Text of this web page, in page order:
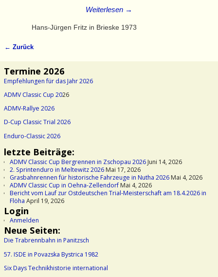
Weiterlesen →
Hans-Jürgen Fritz in Brieske 1973
← Zurück
Termine 2026
Empfehlungen für das Jahr 2026
ADMV Classic Cup 2026
ADMV-Rallye 2026
D-Cup Classic Trial 2026
Enduro-Classic 2026
letzte Beiträge:
ADMV Classic Cup Bergrennen in Zschopau 2026Juni 14, 2026
2. Sprintenduro in Meltewitz 2026Mai 17, 2026
Grasbahnrennen für historische Fahrzeuge in Nutha 2026Mai 4, 2026
ADMV Classic Cup in Oehna-ZellendorfMai 4, 2026
Bericht vom Lauf zur Ostdeutschen Trial-Meisterschaft am 18.4.2026 in
Flöha April 19, 2026
Login
Anmelden
Neue Seiten:
Die Trabrennbahn in Panitzsch
57. ISDE in Povazska Bystrica 1982
Six Days Technikhistorie international